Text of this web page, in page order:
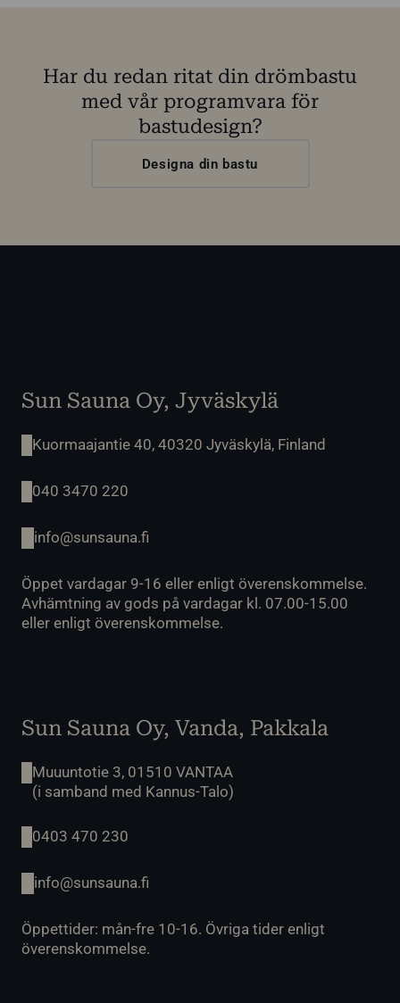
Har du redan ritat din drömbastu
med vår programvara för
bastudesign?
Designa din bastu
Sun Sauna Oy, Jyväskylä
Kuormaajantie 40, 40320 Jyväskylä, Finland
040 3470 220
info@sunsauna.fi
Öppet vardagar 9-16 eller enligt överenskommelse.
Avhämtning av gods på vardagar kl. 07.00-15.00
eller enligt överenskommelse.
Sun Sauna Oy, Vanda, Pakkala
Muuuntotie 3, 01510 VANTAA
(i samband med Kannus-Talo)
0403 470 230
info@sunsauna.fi
Öppettider: mån-fre 10-16. Övriga tider enligt
överenskommelse.